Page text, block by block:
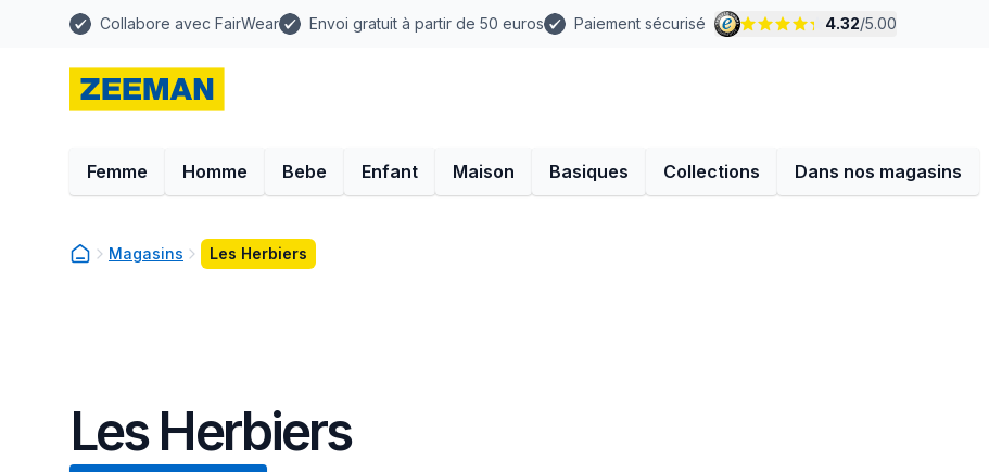
Collabore avec FairWear Envoi gratuit à partir de 50 euros Paiement sécurisé 4.32/5.00
Femme Homme Bebe Enfant Maison Basiques Collections Dans nos magasins
Magasins Les Herbiers
Les Herbiers